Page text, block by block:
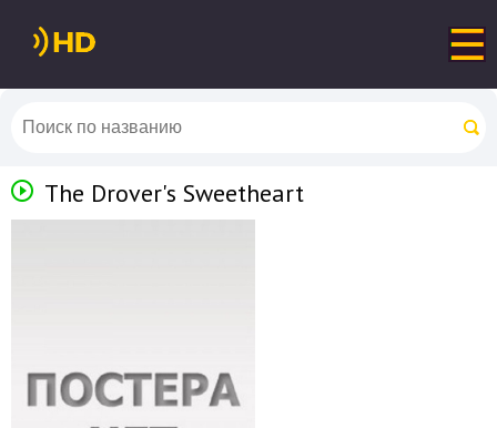
The Drover's Sweetheart